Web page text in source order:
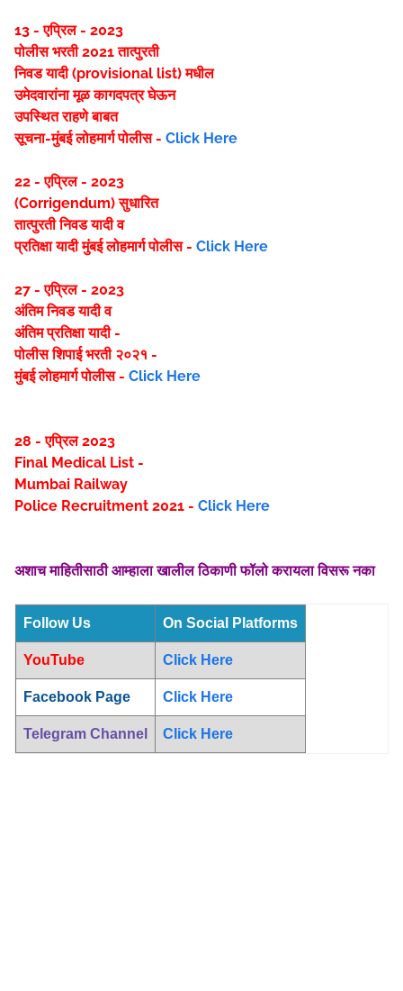
13 - एप्रिल - 2023
पोलीस भरती 2021 तात्पुरती
निवड यादी (provisional list) मधील
उमेदवारांना मूळ कागदपत्र घेऊन
उपस्थित राहणे बाबत
सूचना-मुंबई लोहमार्ग पोलीस - Click Here
22 - एप्रिल - 2023
(Corrigendum) सुधारित
तात्पुरती निवड यादी व
प्रतिक्षा यादीमुंबई लोहमार्ग पोलीस - Click Here
27 - एप्रिल - 2023
अंतिम निवड यादी व
अंतिम प्रतिक्षा यादी -
पोलीस शिपाई भरती २०२१ -
मुंबई लोहमार्ग पोलीस - Click Here
28 - एप्रिल 2023
Final Medical List -
Mumbai Railway
Police Recruitment 2021 - Click Here
अशाच माहितीसाठी आम्हाला खालील ठिकाणी फॉलो करायला विसरू नका
Follow Us On Social Platforms
YouTube Click Here
Facebook Page Click Here
Telegram Channel Click Here